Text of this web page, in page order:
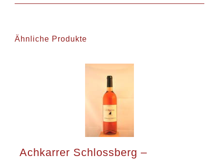
Ähnliche Produkte
Achkarrer Schlossberg –